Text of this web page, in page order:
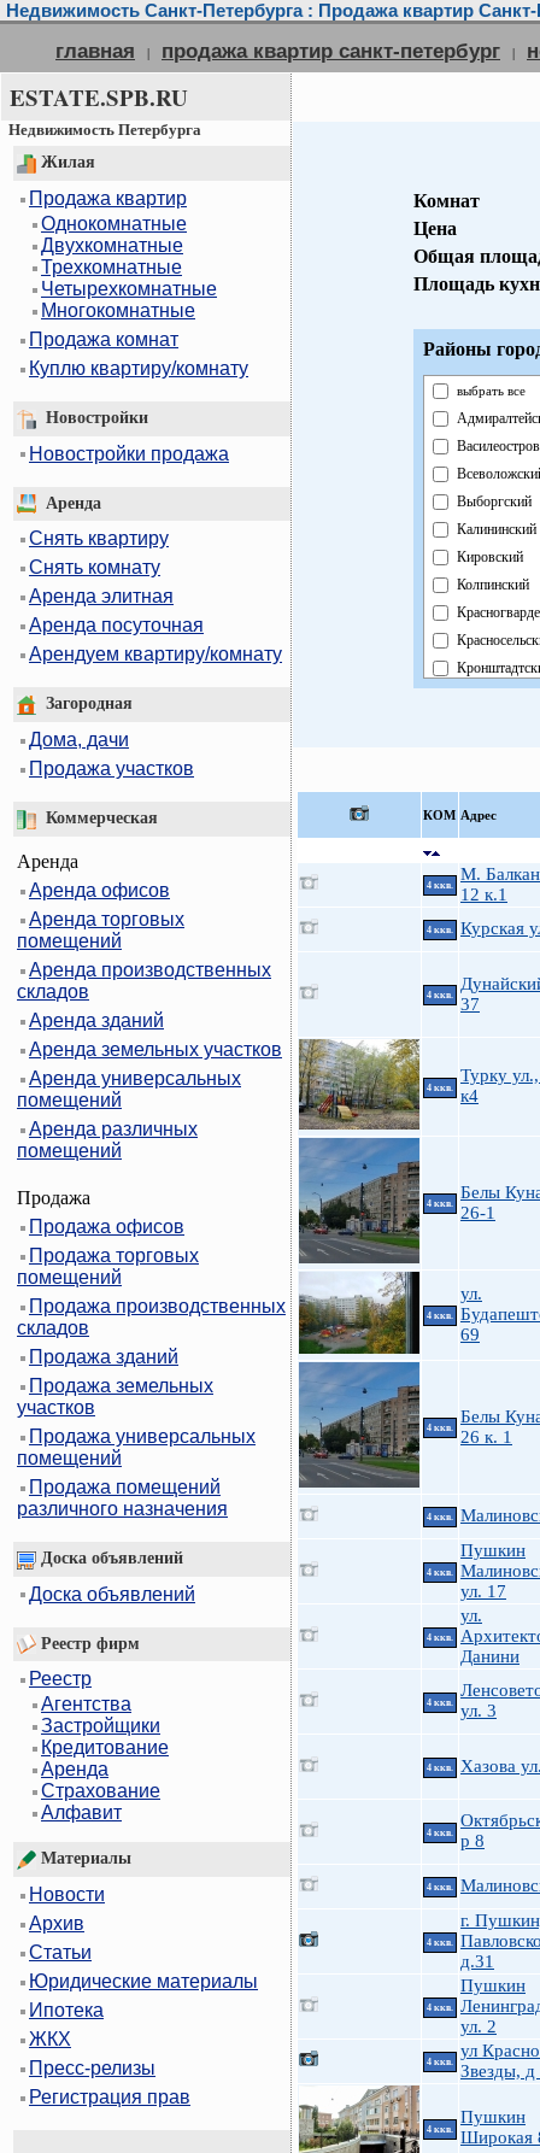
Недвижимость Санкт-Петербурга : Продажа квартир Санкт-
главная | продажа квартир санкт-петербург |
ESTATE.SPB.RU
Недвижимость Петербурга
Жилая
Продажа квартир
Однокомнатные
Двухкомнатные
Трехкомнатные
Четырехкомнатные
Многокомнатные
Продажа комнат
Куплю квартиру/комнату
Новостройки
Новостройки продажа
Аренда
Снять квартиру
Снять комнату
Аренда элитная
Аренда посуточная
Арендуем квартиру/комнату
Загородная
Дома, дачи
Продажа участков
Коммерческая
Аренда
Аренда офисов
Аренда торговых
помещений
Аренда производственных
складов
Аренда зданий
Аренда земельных участков
Аренда универсальных
помещений
Аренда различных
помещений
Продажа
Продажа офисов
Продажа торговых
помещений
Продажа производственных
складов
Продажа зданий
Продажа земельных
участков
Продажа универсальных
помещений
Продажа помещений
различного назначения
Доска объявлений
Доска объявлений
Реестр фирм
Реестр
Агентства
Застройщики
Кредитование
Аренда
Страхование
Алфавит
Материалы
Новости
Архив
Статьи
Юридические материалы
Ипотека
ЖКХ
Пресс-релизы
Регистрация прав
Комнат
Цена
Общая
Площадь
Районы
выбрать все
Выборгский
Калининский
Кировский
Колпинский
Павловский
Приморский
КOМ Адрес
4 ккв.
М.
12 к.1
4 ккв. Курская
4 ккв.
37
4 ккв.
Турку
к4
4 ккв.
Белы
26-1
4 ккв.
ул.
69
4 ккв.
Белы
26 к. 1
4 ккв.
4 ккв.
Пушкин
ул. 17
4 ккв.
ул.
Данини
4 ккв.
ул. 3
4 ккв. Хазова
4 ккв.
р 8
4 ккв.
4 ккв.
г.
д.31
4 ккв.
Пушкин
ул. 2
4 ккв.
ул
Звезды, д
4 ккв.
Пушкин
Широкая